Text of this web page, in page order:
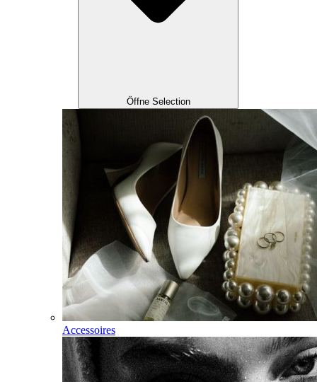
Öffne Selection
Accessoires